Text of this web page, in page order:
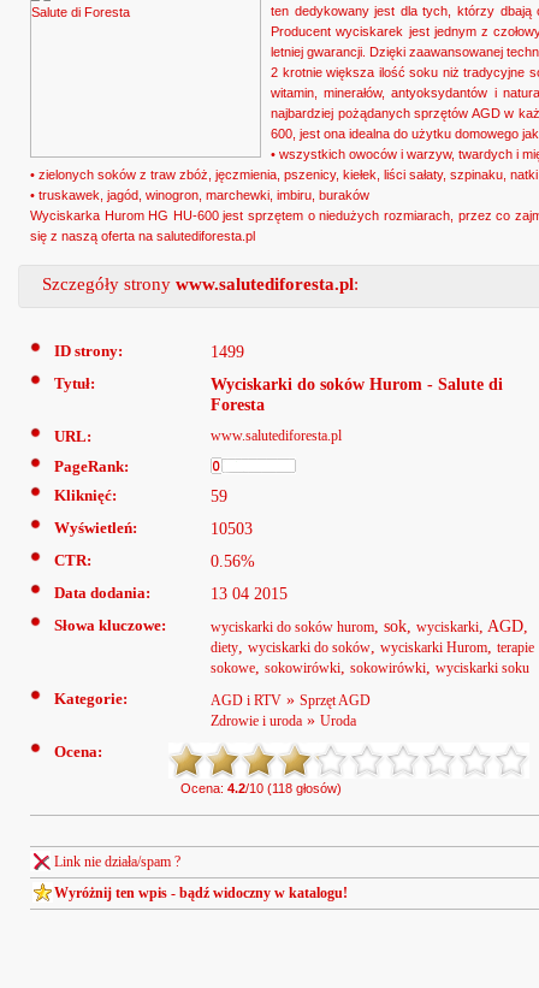
ten dedykowany jest dla tych, którzy
Producent wyciskarek jest jednym z
letniej gwarancji. Dzięki zaawansowanej
2 krotnie większa ilość soku niż tradycyjne
witamin, minerałów, antyoksydantów i
najbardziej pożądanych sprzętów AGD w
600, jest ona idealna do użytku domowego
• wszystkich owoców i warzyw, twardych i
• zielonych soków z traw zbóż, jęczmienia, pszenicy, kiełek, liści sałaty, szpinaku, natki
• truskawek, jagód, winogron, marchewki, imbiru, buraków
Wyciskarka Hurom HG HU-600 jest sprzętem o niedużych rozmiarach, przez co
się z naszą oferta na salutediforesta.pl
Szczegóły strony www.salutediforesta.pl:
ID strony: 1499
Tytuł:
Wyciskarki do soków Hurom - Salute di
Foresta
URL: www.salutediforesta.pl
PageRank:
Kliknięć:
59
Wyświetleń: 10503
CTR: 0.56%
Data dodania: 13 04 2015
Słowa kluczowe: wyciskarki do soków hurom , sok, wyciskarki , AGD,
diety wyciskarki do soków wyciskarki Hurom terapie
sokowe sokowirówki sokowirówki wyciskarki soku
Kategorie: AGD i RTV » Sprzęt AGD
Zdrowie i uroda » Uroda
Ocena:
Ocena: 4.2/10 (118 głosów)
Link nie działa/spam ?
Wyróżnij ten wpis - bądź widoczny w katalogu!